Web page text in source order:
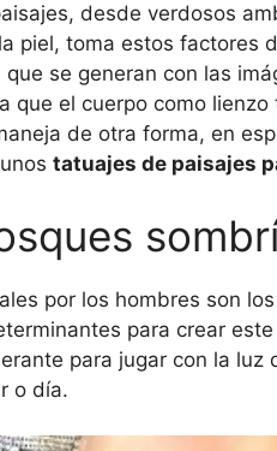
desde verdosos
piel, toma estos factores
se generan con las
que el cuerpo como
de otra forma, en
tatuajes de paisajes
por los hombres son
para crear
para jugar con la luz
o día.